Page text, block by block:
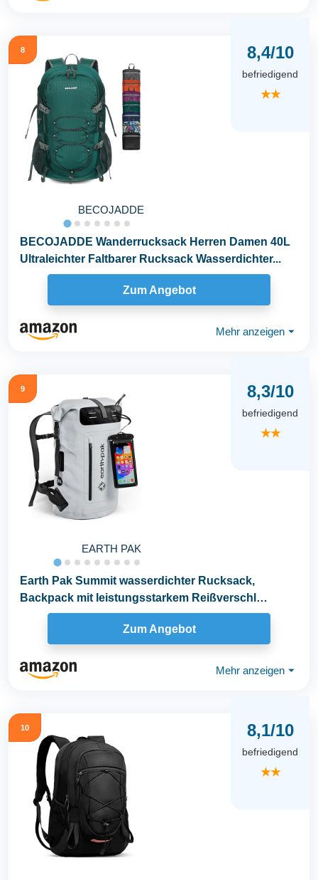
8
BECOJADDE
8,4/10
befriedigend
★★
BECOJADDE Wanderrucksack Herren Damen 40L
Ultraleichter Faltbarer Rucksack Wasserdichter...
Zum Angebot
Mehr anzeigen ⏷
9
EARTH PAK
8,3/10
befriedigend
★★
Earth Pak Summit wasserdichter Rucksack,
Backpack mit leistungsstarkem Reißverschl
35Luss und...
Zum Angebot
Mehr anzeigen ⏷
10 8,1/10
befriedigend
★★